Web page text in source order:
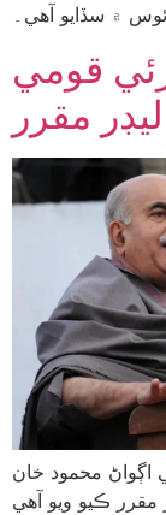
۾ سڏايو آهي۔
قومي
مقرر
اڳواڻ محمود خان